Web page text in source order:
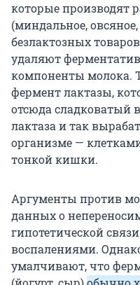
которые производят
(миндальное,
безлактозных
удаляют
компоненты молока.
фермент лактазы,
отсюда сладковатый
лактаза и так
организме —
тонкой кишки.
Аргументы против
данных о
гипотетической
воспалениями.
умалчивают, что